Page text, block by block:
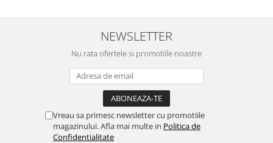
am primit și cadou bomboan...
NEWSLETTER
Nu rata ofertele si promotiile noastre
Vreau sa primesc newsletter cu promotiile
magazinului. Afla mai multe in Politica de
Confidentialitate